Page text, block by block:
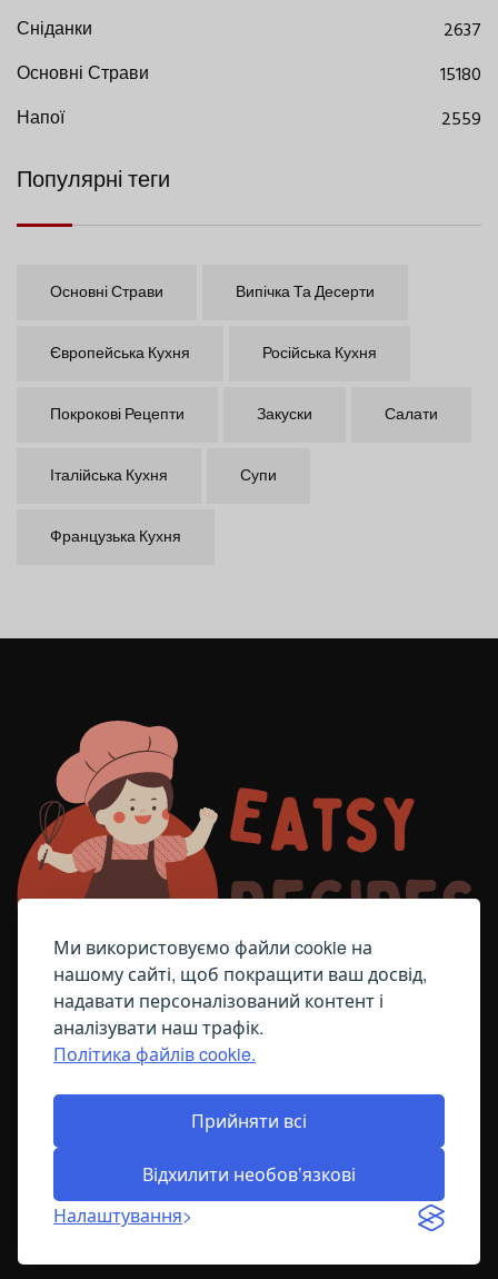
Ми використовуємо файли cookie на
нашому сайті, щоб покращити ваш досвід,
надавати персоналізований контент і
аналізувати наш трафік.
Політика файлів cookie.
Прийняти всі
Відхилити необов’язкові
Налаштування
Сніданки
2637
Основні Страви
15180
Напої
2559
Популярні теги
Основні Страви Випічка Та Десерти
Європейська Кухня Російська Кухня
Покрокові Рецепти Закуски Салати
Італійська Кухня Супи
Французька Кухня
ПОЛІТИКА ЩОДО ФАЙЛІВ COOKIE
© All Right Reserved2026